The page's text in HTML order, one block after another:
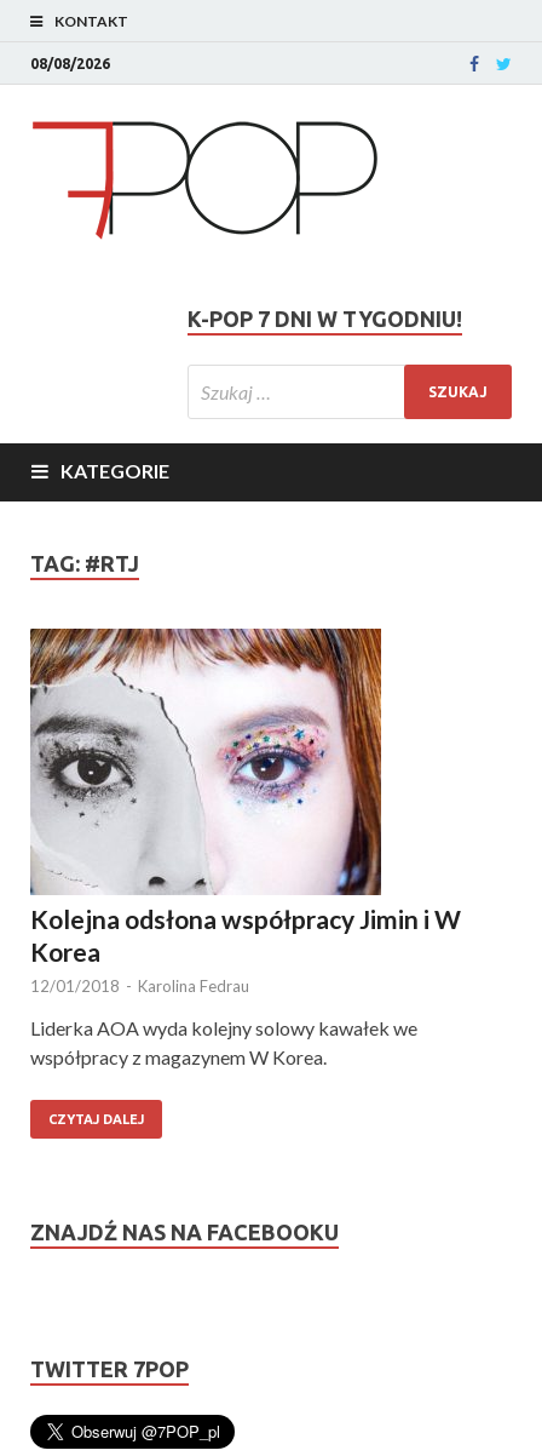
KONTAKT
08/08/2026
K-POP 7 DNI W TYGODNIU!
KATEGORIE
TAG: #RTJ
Kolejna odsłona współpracy Jimin i W
Korea
12/01/2018 - Karolina Fedrau
Liderka AOA wyda kolejny solowy kawałek we
współpracy z magazynem W Korea.
CZYTAJ DALEJ
ZNAJDŹ NAS NA FACEBOOKU
TWITTER 7POP